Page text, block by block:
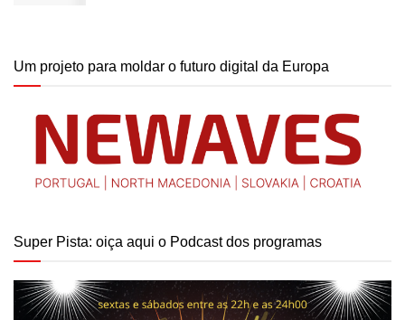
Um projeto para moldar o futuro digital da Europa
Super Pista: oiça aqui o Podcast dos programas